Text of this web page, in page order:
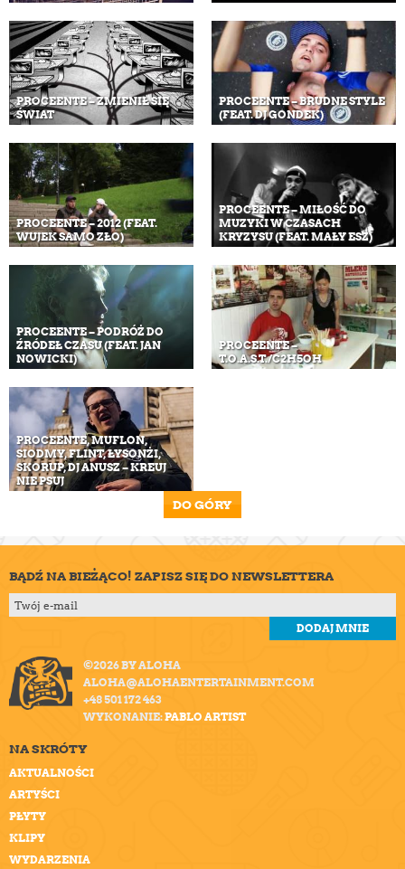
PROCEENTE – ZMIENIŁ SIĘ
ŚWIAT
PROCEENTE – BRUDNE STYLE
(FEAT. DJ GONDEK)
PROCEENTE – 2012 (FEAT.
WUJEK SAMO ZŁO)
PROCEENTE – MIŁOŚĆ DO
MUZYKI W CZASACH
KRYZYSU (FEAT. MAŁY ESZ)
PROCEENTE – PODRÓŻ DO
ŹRÓDEŁ CZASU (FEAT. JAN
NOWICKI)
PROCEENTE –
T.O.A.S.T./C2H5OH
PROCEENTE, MUFLON,
SIODMY, FLINT, ŁYSONŻI,
SKORUP, DJ ANUSZ – KREUJ
NIE PSUJ
DO GÓRY
BĄDŹ NA BIEŻĄCO! ZAPISZ SIĘ DO NEWSLETTERA
©2026 BY ALOHA
ALOHA@ALOHAENTERTAINMENT.COM
+48 501 172 463
WYKONANIE:PABLO ARTIST
NA SKRÓTY
AKTUALNOŚCI
ARTYŚCI
PŁYTY
KLIPY
WYDARZENIA